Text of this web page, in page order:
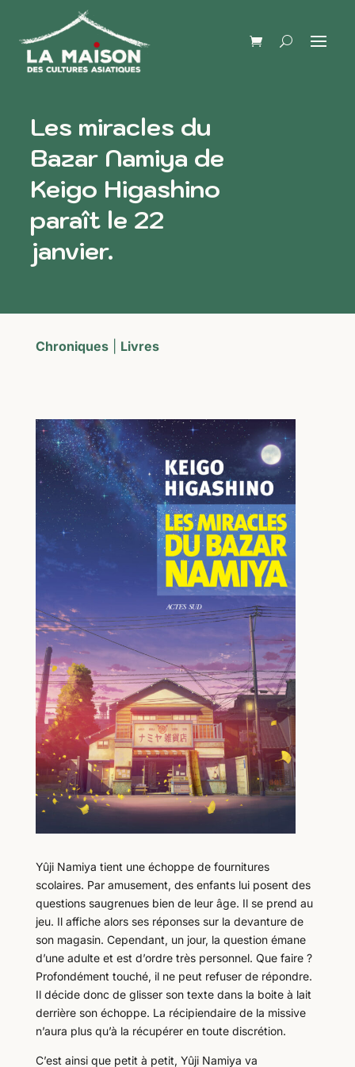
Les miracles du
Bazar Namiya de
Keigo Higashino
paraît le 22
janvier.
Chroniques| Livres
Yûji Namiya tient une échoppe de fournitures
scolaires. Par amusement, des enfants lui posent des
questions saugrenues bien de leur âge. Il se prend au
jeu. Il affiche alors ses réponses sur la devanture de
son magasin. Cependant, un jour, la question émane
d’une adulte et est d’ordre très personnel. Que faire ?
Profondément touché, il ne peut refuser de répondre.
Il décide donc de glisser son texte dans la boite à lait
derrière son échoppe. La récipiendaire de la missive
n’aura plus qu’à la récupérer en toute discrétion.
C’est ainsi que petit à petit, Yûji Namiya va